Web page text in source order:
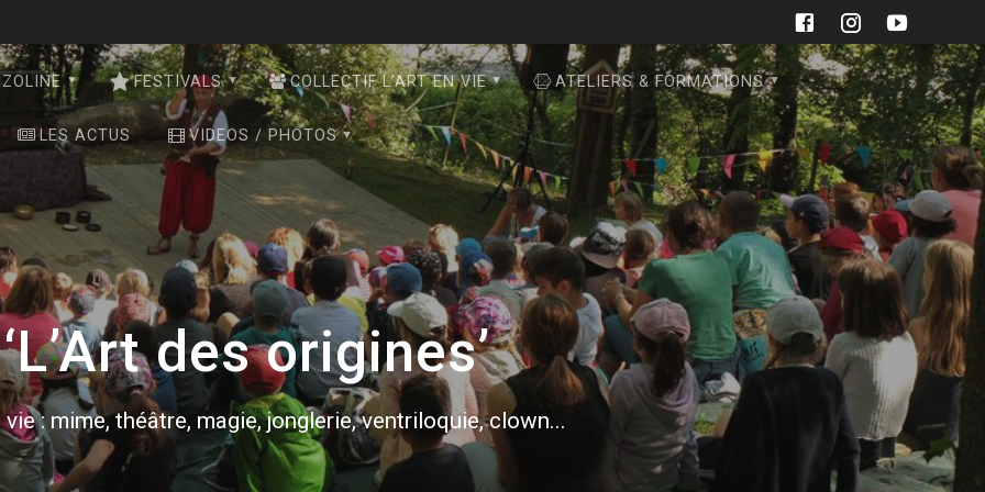
FESTIVALS COLLECTIF L’ART EN VIE ATELIERS & FORMATIONS
LES ACTUS VIDEOS / PHOTOS
‘L’Art des origines’
: mime, théâtre, magie, jonglerie, ventriloquie, clown...